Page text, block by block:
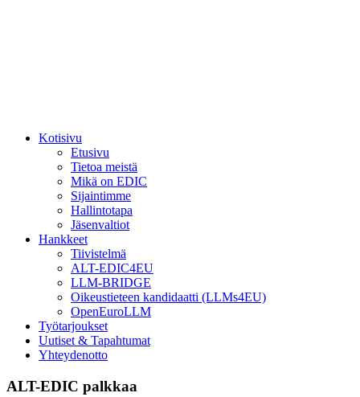
Kotisivu
Etusivu
Tietoa meistä
Mikä on EDIC
Sijaintimme
Hallintotapa
Jäsenvaltiot
Hankkeet
Tiivistelmä
ALT-EDIC4EU
LLM-BRIDGE
Oikeustieteen kandidaatti (LLMs4EU)
OpenEuroLLM
Työtarjoukset
Uutiset & Tapahtumat
Yhteydenotto
ALT-EDIC palkkaa